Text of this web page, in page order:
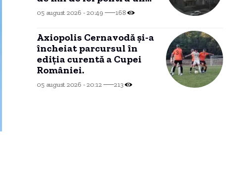
brand imobiliar, blocate
într-un conflict de
05 august 2026 - 20:49 168
Axiopolis Cernavodă și-a
încheiat parcursul în
ediția curentă a Cupei
României.
05 august 2026 - 20:12 213